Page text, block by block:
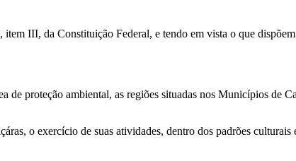
III, da Constituição Federal, e tendo em vista o que
proteção ambiental, as regiões situadas nos Municípios de
o exercício de suas atividades, dentro dos padrões